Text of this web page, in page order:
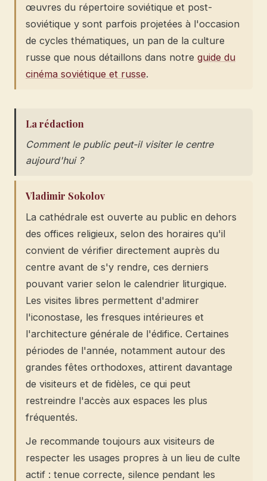
œuvres du répertoire soviétique et post-
soviétique y sont parfois projetées à l'occasion
de cycles thématiques, un pan de la culture
russe que nous détaillons dans notre guide du
cinéma soviétique et russe.
La rédaction
Comment le public peut-il visiter le centre
aujourd'hui ?
Vladimir Sokolov
La cathédrale est ouverte au public en dehors
des offices religieux, selon des horaires qu'il
convient de vérifier directement auprès du
centre avant de s'y rendre, ces derniers
pouvant varier selon le calendrier liturgique.
Les visites libres permettent d'admirer
l'iconostase, les fresques intérieures et
l'architecture générale de l'édifice. Certaines
périodes de l'année, notamment autour des
grandes fêtes orthodoxes, attirent davantage
de visiteurs et de fidèles, ce qui peut
restreindre l'accès aux espaces les plus
fréquentés.
Je recommande toujours aux visiteurs de
respecter les usages propres à un lieu de culte
actif : tenue correcte, silence pendant les